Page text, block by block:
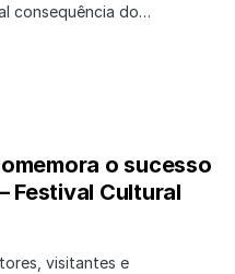
consequência do…
o sucesso
Festival Cultural
visitantes e